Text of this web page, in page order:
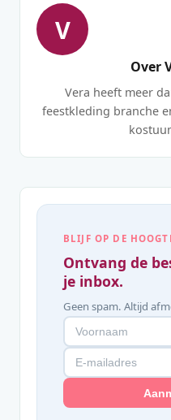
V
Over
Vera heeft meer
feestkleding branche
BLIJF OP DE
Ontvang de
je inbox.
Geen spam. Altijd